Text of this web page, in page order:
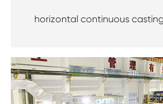
horizontal continuous